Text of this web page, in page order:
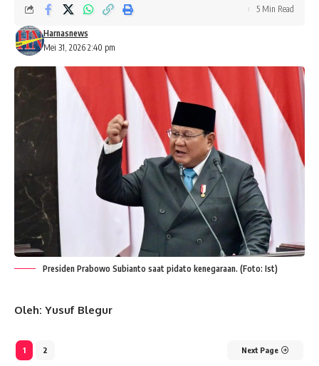
Mei 31, 2026 2:40 pm
Harnasnews
5 Min Read
Presiden Prabowo Subianto saat pidato kenegaraan. (Foto: Ist)
Oleh: Yusuf Blegur
1 2 Next Page